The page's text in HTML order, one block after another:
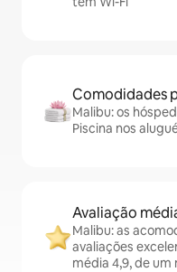
Comodidades
Malibu: os
Piscina nos
Avaliação
Malibu: as
avaliações
média 4,9, de